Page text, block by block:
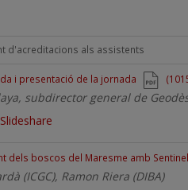
d'acreditacions als assistents
i presentació de la jornada
subdirector general de
dels boscos del Maresme amb
(ICGC), Ramon Riera (DIBA)